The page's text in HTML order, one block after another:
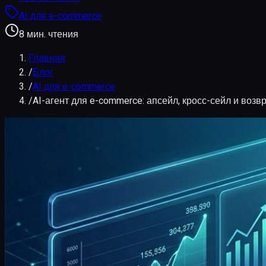
AI для e-commerce
8 мин. чтения
Главная
/Блог
/AI для e-commerce
/AI-агент для e-commerce: апсейл, кросс-сейл и